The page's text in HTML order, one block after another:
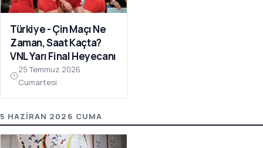
Türkiye - Çin Maçı Ne
Zaman, Saat Kaçta?
VNL Yarı Final Heyecanı
25 Temmuz 2026
Cumartesi
5 HAZIRAN 2026 CUMA